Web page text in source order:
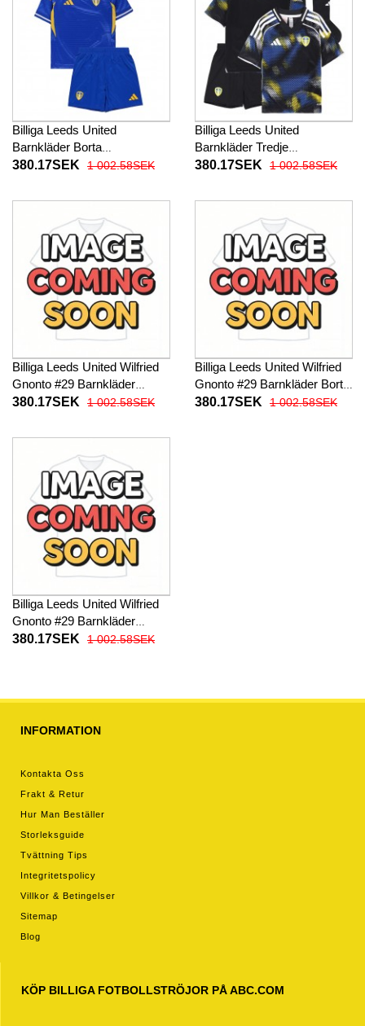
Billiga Leeds United
Barnkläder Borta
fotbollskläder till baby 2025-
380.17SEK 1 002.58SEK
Billiga Leeds United
Barnkläder Tredje
fotbollskläder till baby 2025-
380.17SEK 1 002.58SEK
Billiga Leeds United Wilfried
Gnonto #29 Barnkläder
Hemma fotbollskläder till
Korta byxor)
380.17SEK 1 002.58SEK
Billiga Leeds United Wilfried
Gnonto #29 Barnkläder Borta
fotbollskläder till baby 2025-
380.17SEK 1 002.58SEK
Billiga Leeds United Wilfried
Gnonto #29 Barnkläder
Tredje fotbollskläder till baby
380.17SEK 1 002.58SEK
INFORMATION
Kontakta Oss
Frakt & Retur
Hur Man Beställer
Storleksguide
Tvättning Tips
Integritetspolicy
Villkor & Betingelser
Sitemap
Blog
KÖP BILLIGA FOTBOLLSTRÖJOR PÅ ABC.COM